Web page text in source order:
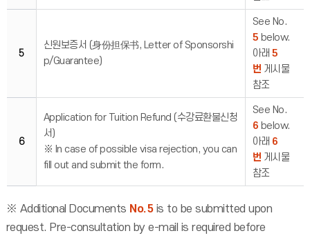
5
신원보증서 (身份担保书, Letter of Sponsorshi
p/Guarantee)
See No.
5 below.
아래5
번 게시물
참조
6
Application for Tuition Refund (수강료환불신청
서)
※ In case of possible visa rejection, you can
fill out and submit the form.
See No.
6 below.
아래 6
번 게시물
참조
※ Additional Documents No.5is to be submitted upon
request. Pre-consultation by e-mail is required before